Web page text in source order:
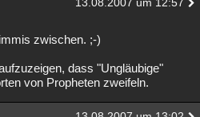
13.08.2007 um 12:57
zwischen. ;-)
dass "Ungläubige"
von Propheten zweifeln.